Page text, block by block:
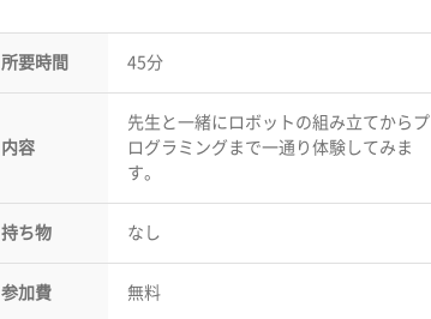
所要時間 45分
内容
先生と一緒にロボットの組み立てからプ
ログラミングまで一通り体験してみま
す。
持ち物 なし
参加費 無料